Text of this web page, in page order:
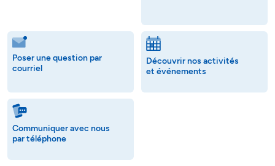
Poser une question par
courriel
Découvrir nos activités
et événements
Communiquer avec nous
par téléphone